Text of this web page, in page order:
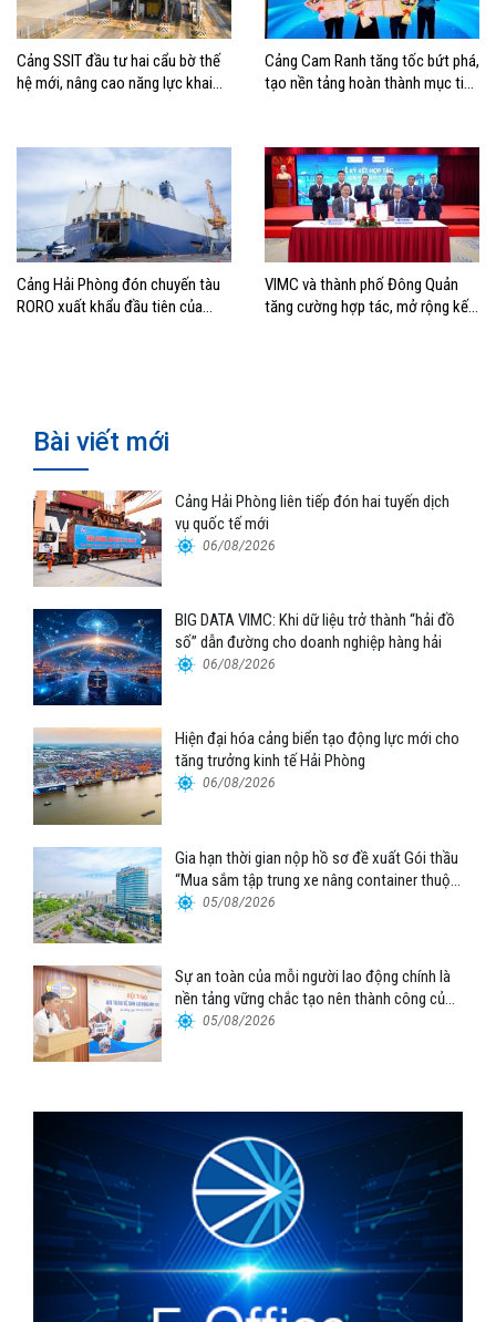
Cảng SSIT đầu tư hai cẩu bờ thế
hệ mới, nâng cao năng lực khai
Cảng Cam Ranh tăng tốc bứt phá,
tạo nền tảng hoàn thành mục tiêu
Cảng Hải Phòng đón chuyến tàu
RORO xuất khẩu đầu tiên của
VIMC và thành phố Đông Quản
tăng cường hợp tác, mở rộng kết
Bài viết mới
Cảng Hải Phòng liên tiếp đón hai tuyến dịch
vụ quốc tế mới
06/08/2026
BIG DATA VIMC: Khi dữ liệu trở thành “hải đồ
số” dẫn đường cho doanh nghiệp hàng hải
06/08/2026
Hiện đại hóa cảng biển tạo động lực mới cho
tăng trưởng kinh tế Hải Phòng
06/08/2026
Gia hạn thời gian nộp hồ sơ đề xuất Gói thầu
“Mua sắm tập trung xe nâng container thuộc
Tổng công ty Hàng hải Việt Nam – CTCP”
05/08/2026
Sự an toàn của mỗi người lao động chính là
nền tảng vững chắc tạo nên thành công của
Cảng Đà Nẵng
05/08/2026